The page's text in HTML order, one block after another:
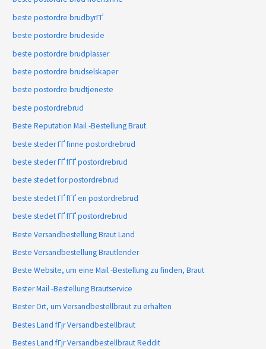
beste postordre brudbyrГҐ
beste postordre brudeside
beste postordre brudplasser
beste postordre brudselskaper
beste postordre brudtjeneste
beste postordrebrud
Beste Reputation Mail -Bestellung Braut
beste steder ГҐ finne postordrebrud
beste steder ГҐ fГҐ postordrebrud
beste stedet for postordrebrud
beste stedet ГҐ fГҐ en postordrebrud
beste stedet ГҐ fГҐ postordrebrud
Beste Versandbestellung Braut Land
Beste Versandbestellung Brautlender
Beste Website, um eine Mail -Bestellung zu finden, Braut
Bester Mail -Bestellung Brautservice
Bester Ort, um Versandbestellbraut zu erhalten
Bestes Land fГјr Versandbestellbraut
Bestes Land fГјr Versandbestellbraut Reddit